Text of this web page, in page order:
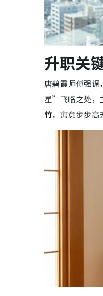
升职关
唐碧霞师傅强
星”飞临之处，
竹，寓意步步高